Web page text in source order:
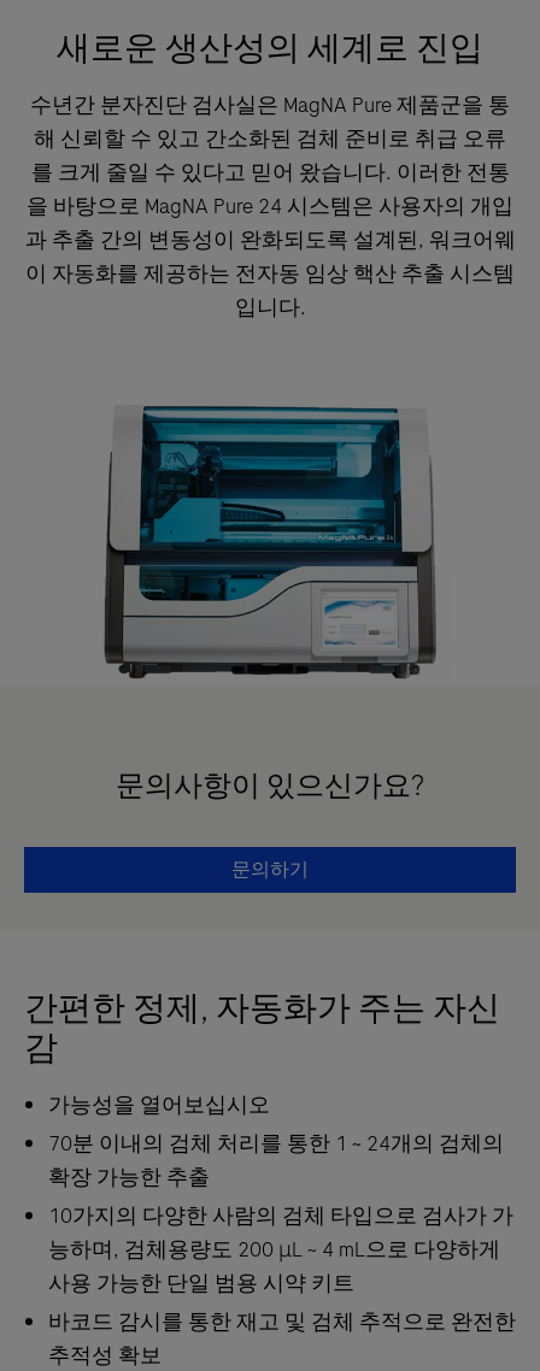
새로운 생산성의 세계로 진입
수년간 분자진단 검사실은 MagNA Pure 제품군을 통
해 신뢰할 수 있고 간소화된 검체 준비로 취급 오류
를 크게 줄일 수 있다고 믿어 왔습니다. 이러한 전통
을 바탕으로 MagNA Pure 24 시스템은 사용자의 개입
과 추출 간의 변동성이 완화되도록 설계된, 워크어웨
이 자동화를 제공하는 전자동 임상 핵산 추출 시스템
입니다.
문의사항이 있으신가요?
문의하기
간편한 정제, 자동화가 주는 자신
감
가능성을 열어보십시오
70분 이내의 검체 처리를 통한 1 ~ 24개의 검체의
확장 가능한 추출
10가지의 다양한 사람의 검체 타입으로 검사가 가
능하며, 검체용량도 200 μL ~ 4 mL으로 다양하게
사용 가능한 단일 범용 시약 키트
바코드 감시를 통한 재고 및 검체 추적으로 완전한
추적성 확보